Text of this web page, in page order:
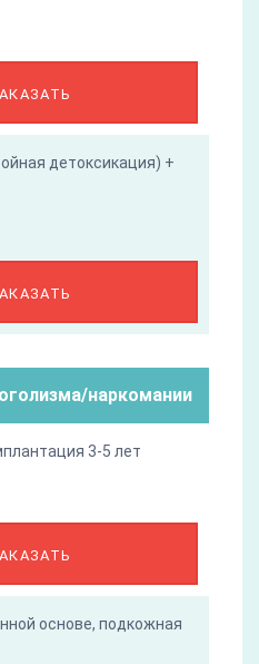
детоксикация) +
наркомании
3-5 лет
основе, подкожная